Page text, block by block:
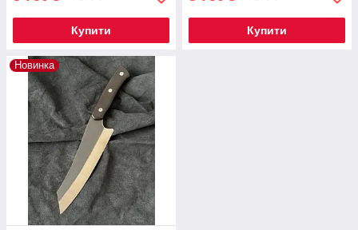
Купити Купити
Новинка